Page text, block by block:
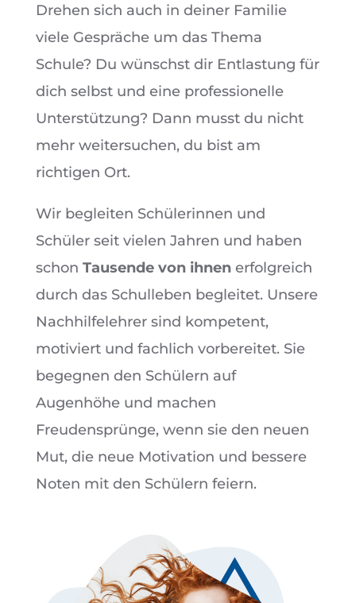
Drehen sich auch in deiner Familie
viele Gespräche um das Thema
Schule? Du wünschst dir Entlastung für
dich selbst und eine professionelle
Unterstützung? Dann musst du nicht
mehr weitersuchen, du bist am
richtigen Ort.
Wir begleiten Schülerinnen und
Schüler seit vielen Jahren und haben
schon Tausende von ihnenerfolgreich
durch das Schulleben begleitet. Unsere
Nachhilfelehrer sind kompetent,
motiviert und fachlich vorbereitet. Sie
begegnen den Schülern auf
Augenhöhe und machen
Freudensprünge, wenn sie den neuen
Mut, die neue Motivation und bessere
Noten mit den Schülern feiern.